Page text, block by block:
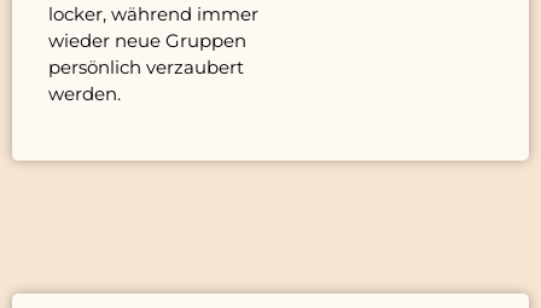
locker, während immer
wieder neue Gruppen
persönlich verzaubert
werden.